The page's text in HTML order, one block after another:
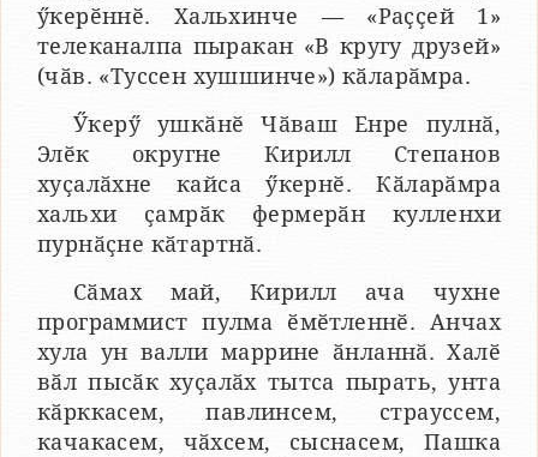
ӳкерӗннӗ. Хальхинче — «Раҫҫей 1»
телеканалпа пыракан «В кругу друзей»
(чӑв. «Туссен хушшинче») кӑларӑмра.
Ӳкерӳ ушкӑнӗ Чӑваш Енре пулнӑ,
Элӗк округне Кирилл Степанов
хуҫалӑхне кайса ӳкернӗ. Кӑларӑмра
хальхи ҫамрӑк фермерӑн кулленхи
пурнӑҫне кӑтартнӑ.
Сӑмах май, Кирилл ача чухне
программист пулма ӗмӗтленнӗ. Анчах
хула ун валли маррине ӑнланнӑ. Халӗ
вӑл пысӑк хуҫалӑх тытса пырать, унта
кӑрккасем, павлинсем, страуссем,
качакасем, чӑхсем, сыснасем, Пашка